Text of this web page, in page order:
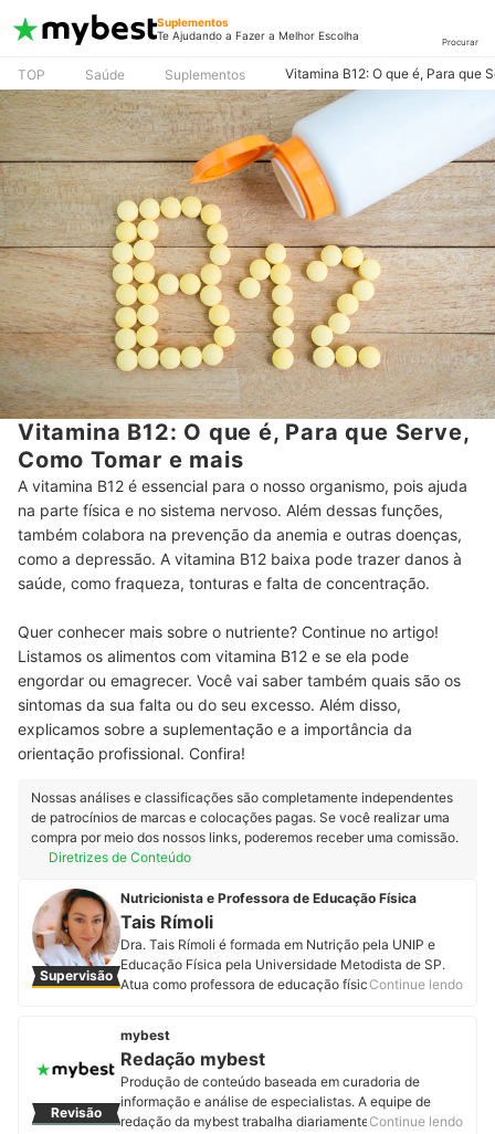
Suplementos
Te Ajudando a Fazer a Melhor Escolha
Procurar
TOP Saúde Suplementos Vitamina B12: O que é, Para que
Vitamina B12: O que é, Para que Serve,
Como Tomar e mais
A vitamina B12 é essencial para o nosso organismo, pois ajuda
na parte física e no sistema nervoso. Além dessas funções,
também colabora na prevenção da anemia e outras doenças,
como a depressão. A vitamina B12 baixa pode trazer danos à
saúde, como fraqueza, tonturas e falta de concentração.
Quer conhecer mais sobre o nutriente? Continue no artigo!
Listamos os alimentos com vitamina B12 e se ela pode
engordar ou emagrecer. Você vai saber também quais são os
sintomas da sua falta ou do seu excesso. Além disso,
explicamos sobre a suplementação e a importância da
orientação profissional. Confira!
Nossas análises e classificações são completamente independentes
de patrocínios de marcas e colocações pagas. Se você realizar uma
compra por meio dos nossos links, poderemos receber uma comissão.
Diretrizes de Conteúdo
Supervisão
Nutricionista e Professora de Educação Física
Tais Rímoli
Dra. Tais Rímoli é formada em Nutrição pela UNIP e
Educação Física pela Universidade Metodista de SP.
Atua como professora de educação física e
na área da saúde há 19 anos. Trabalha com duas
vertentes: Alimentação de forma Equilibrada e
Exercícios Físicos. Conheça mais sobre os serviços da
doutora no Instagram, no seu canal do YouTube e no
seu site.
Continue lendo
Revisão
mybest
Redação mybest
Produção de conteúdo baseada em curadoria de
informação e análise de especialistas. A equipe de
redação da mybest trabalha diariamente para fornecer
Continue lendo